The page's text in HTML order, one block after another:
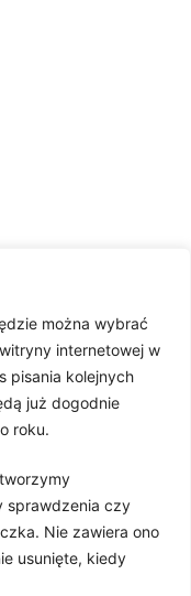
można wybrać
internetowej w
pisania kolejnych
już dogodnie
roku.
sprawdzenia czy
Nie zawiera ono
usunięte, kiedy